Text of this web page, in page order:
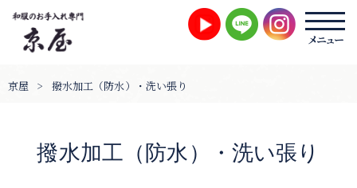
京屋 > 撥水加工（防水）・洗い張り
撥水加工（防水）・洗い張り